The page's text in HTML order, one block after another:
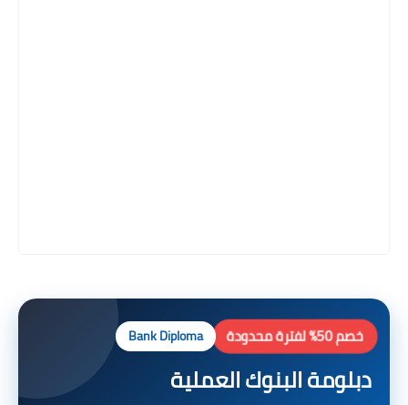
خصم 50% لفترة محدودة Bank Diploma
دبلومة البنوك العملية